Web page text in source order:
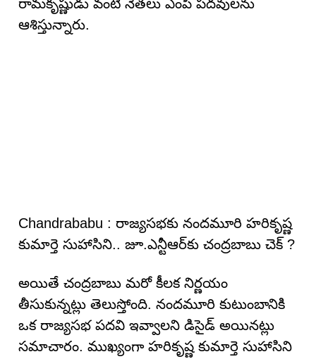
రామకృష్ణుడు వంటి నేతలు ఎంపీ ప‌ద‌వుల‌ను
ఆశిస్తున్నారు.
Chandrababu : రాజ్య‌స‌భ‌కు నందమూరి హరికృష్ణ
కుమార్తె సుహాసిని.. జూ.ఎన్టీఆర్‌కు చంద్ర‌బాబు చెక్ ?
అయితే చంద్రబాబు మరో కీలక నిర్ణయం
తీసుకున్నట్లు తెలుస్తోంది. నందమూరి కుటుంబానికి
ఒక రాజ్యసభ పదవి ఇవ్వాలని డిసైడ్ అయినట్లు
సమాచారం. ముఖ్యంగా హరికృష్ణ కుమార్తె సుహాసిని